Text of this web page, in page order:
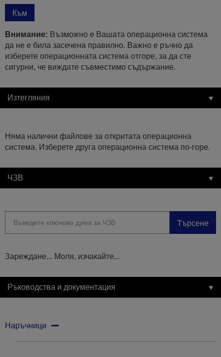
Към
Внимание: Възможно е Вашата операционна система
да не е била засечена правилно. Важно е ръчно да
изберете операционната система отгоре, за да сте
сигурни, че виждате съвместимо съдържание.
Изтегляния
Няма налични файлове за откритата операционна
система. Изберете друга операционна система по-горе.
ЧЗВ
Търсене
Зареждане... Моля, изчакайте...
Ръководства и документация
Наръчници